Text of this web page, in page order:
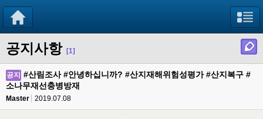
공지사항 [1]
공지
#산림조사 #안녕하십니까? #산지재해위험성평가 #산지복구 #
소나무재선충병방재
Master 2019.07.08